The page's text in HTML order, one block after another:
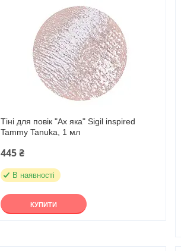
Тіні для повік "Ах яка" Sigil inspired
Tammy Tanuka, 1 мл
445 ₴
В наявності
КУПИТИ